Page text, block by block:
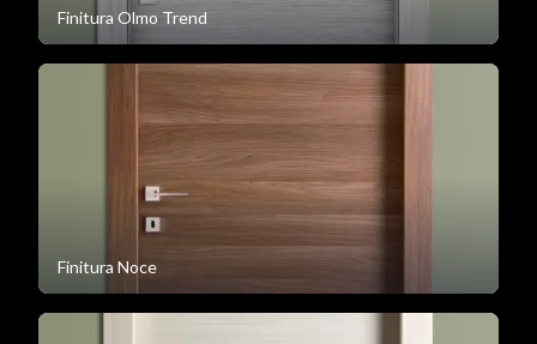
Finitura Olmo Trend
Finitura Noce